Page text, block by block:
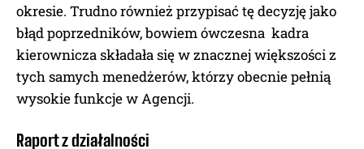
okresie. Trudno również przypisać tę decyzję jako
błąd poprzedników, bowiem ówczesna kadra
kierownicza składała się w znacznej większości z
tych samych menedżerów, którzy obecnie pełnią
wysokie funkcje w Agencji.
Raport z działalności